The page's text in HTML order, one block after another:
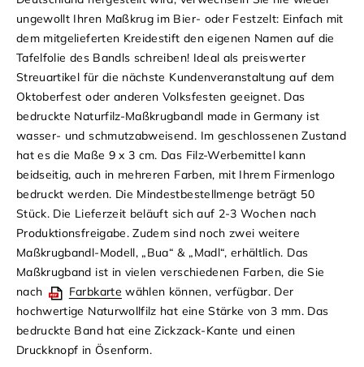
ungewollt Ihren Maßkrug im Bier- oder Festzelt: Einfach mit
dem mitgelieferten Kreidestift den eigenen Namen auf die
Tafelfolie des Bandls schreiben! Ideal als preiswerter
Streuartikel für die nächste Kundenveranstaltung auf dem
Oktoberfest oder anderen Volksfesten geeignet. Das
bedruckte Naturfilz-Maßkrugbandl made in Germany ist
wasser- und schmutzabweisend. Im geschlossenen Zustand
hat es die Maße 9 x 3 cm. Das Filz-Werbemittel kann
beidseitig, auch in mehreren Farben, mit Ihrem Firmenlogo
bedruckt werden. Die Mindestbestellmenge beträgt 50
Stück. Die Lieferzeit beläuft sich auf 2-3 Wochen nach
Produktionsfreigabe. Zudem sind noch zwei weitere
Maßkrugbandl-Modell, „Bua“ & „Madl“, erhältlich. Das
Maßkrugband ist in vielen verschiedenen Farben, die Sie
nach
Farbkarte wählen können, verfügbar. Der
hochwertige Naturwollfilz hat eine Stärke von 3 mm. Das
bedruckte Band hat eine Zickzack-Kante und einen
Druckknopf in Ösenform.